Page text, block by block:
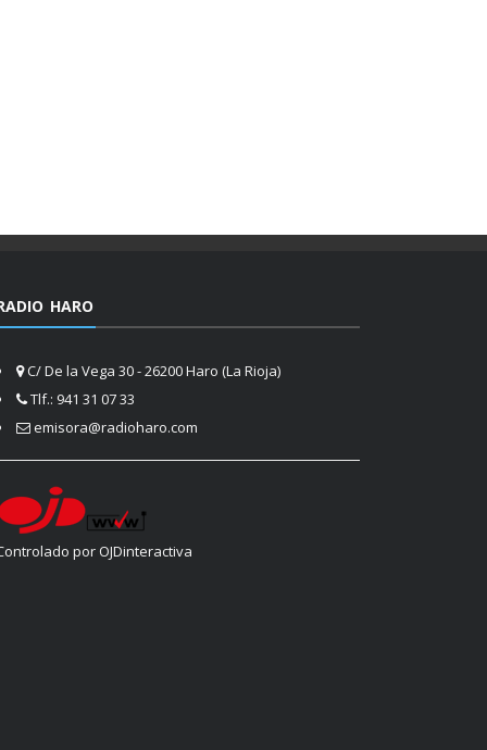
HARO
C/ De la Vega 30 - 26200 Haro (La Rioja)
Tlf.: 941 31 07 33
emisora@radioharo.com
por OJDinteractiva